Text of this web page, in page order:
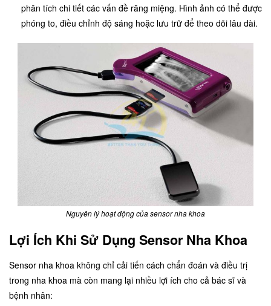
phân tích chi tiết các vấn đề răng miệng. Hình ảnh có thể được
phóng to, điều chỉnh độ sáng hoặc lưu trữ để theo dõi lâu dài.
Nguyên lý hoạt động của sensor nha khoa
Lợi Ích Khi Sử Dụng Sensor Nha Khoa
Sensor nha khoa không chỉ cải tiến cách chẩn đoán và điều trị
trong nha khoa mà còn mang lại nhiều lợi ích cho cả bác sĩ và
bệnh nhân: